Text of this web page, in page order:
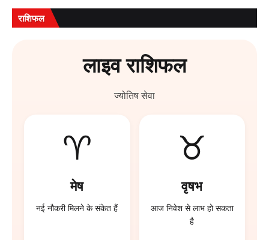
राशिफल
लाइव राशिफल
ज्योतिष सेवा
♈
मेष
नई नौकरी मिलने के संकेत हैं
♉
वृषभ
आज निवेश से लाभ हो सकता
है